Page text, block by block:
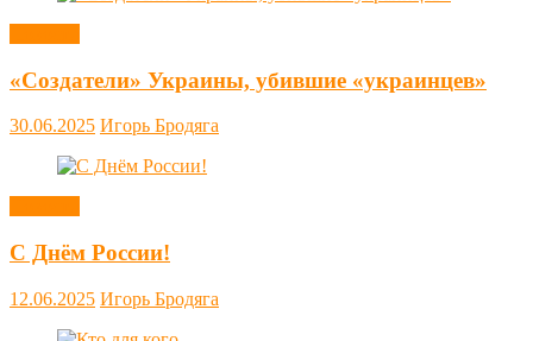
«Создатели» Украины, убившие «украинцев»
30.06.2025 Игорь Бродяга
С Днём России!
12.06.2025 Игорь Бродяга